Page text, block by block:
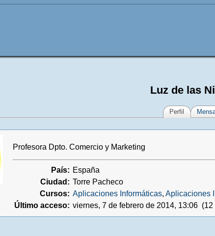
Luz de las
Perfil
Profesora Dpto. Comercio y Marketing
País: España
Ciudad: Torre Pacheco
Cursos: Aplicaciones Informáticas, Aplicaciones
Último acceso: viernes, 7 de febrero de 2014, 13:06